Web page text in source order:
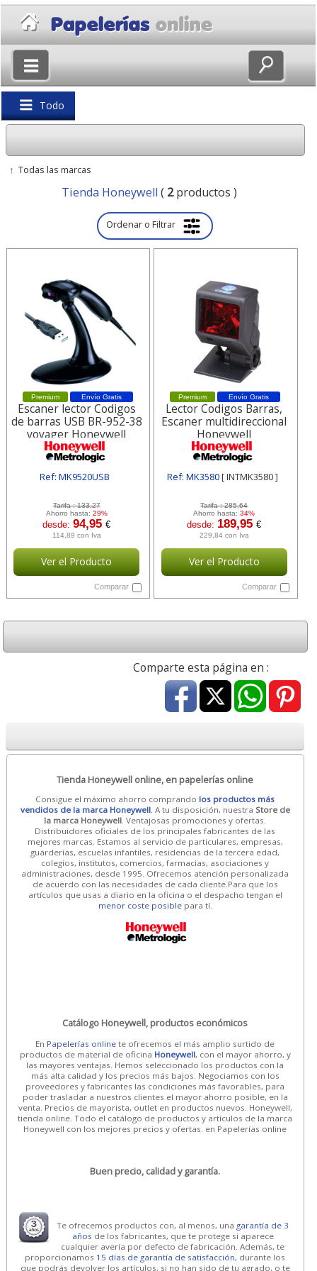
Todo
Volver
↑ Todas las marcas
Tienda Honeywell ( 2productos )
Ordenar o Filtrar
Envío Gratis
Premium
Escaner lector Codigos
de barras USB BR-952-38
voyager Honeywell
Ref: MK9520USB
Tarifa :133,27
Ahorro hasta: 29%
desde:94,95€
114,89 con Iva
Ver el Producto
Comparar
Envío Gratis
Premium
Lector Codigos Barras,
Escaner multidireccional
Honeywell
Ref: MK3580[ INTMK3580 ]
Tarifa :285,64
Ahorro hasta:34%
desde: 189,95€
229,84 con Iva
Ver el Producto
Comparar
Comparte esta página en :
Tienda Honeywell online, en papelerías online
Consigue el máximo ahorro comprando los productos más
vendidos de la marca Honeywell. A tu disposición, nuestra Store de
la marca Honeywell. Ventajosas promociones y ofertas.
Distribuidores oficiales de los principales fabricantes de las
mejores marcas. Estamos al servicio de particulares, empresas,
guarderías, escuelas infantiles, residencias de la tercera edad,
colegios, institutos, comercios, farmacias, asociaciones y
administraciones, desde 1995. Ofrecemos atención personalizada
de acuerdo con las necesidades de cada cliente.Para que los
artículos que usas a diario en la oficina o el despacho tengan el
menor coste posiblepara tí.
Catálogo Honeywell, productos económicos
En Papelerías online te ofrecemos el más amplio surtido de
productos de material de oficina Honeywell, con el mayor ahorro, y
las mayores ventajas. Hemos seleccionado los productos con la
más alta calidad y los precios más bajos. Negociamos con los
proveedores y fabricantes las condiciones más favorables, para
poder trasladar a nuestros clientes el mayor ahorro posible, en la
venta. Precios de mayorista, outlet en productos nuevos. Honeywell,
tienda online. Todo el catálogo de productos y artículos de la marca
Honeywell con los mejores precios y ofertas. en Papelerías online
Buen precio, calidad y garantía.
Te ofrecemos productos con, al menos, una garantía de 3
años de los fabricantes, que te protege si aparece
cualquier avería por defecto de fabricación. Además, te
proporcionamos 15 días de garantía de satisfacción, durante los
que podrás devolver los artículos, si no han sido de tu agrado, o te